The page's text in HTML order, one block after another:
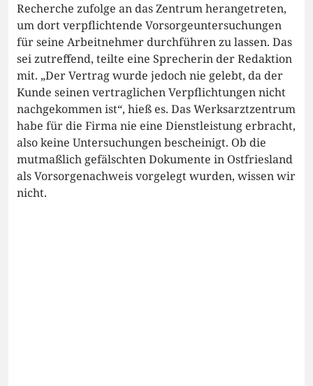
Recherche zufolge an das Zentrum herangetreten,
um dort verpflichtende Vorsorgeuntersuchungen
für seine Arbeitnehmer durchführen zu lassen. Das
sei zutreffend, teilte eine Sprecherin der Redaktion
mit. „Der Vertrag wurde jedoch nie gelebt, da der
Kunde seinen vertraglichen Verpflichtungen nicht
nachgekommen ist“, hieß es. Das Werksarztzentrum
habe für die Firma nie eine Dienstleistung erbracht,
also keine Untersuchungen bescheinigt. Ob die
mutmaßlich gefälschten Dokumente in Ostfriesland
als Vorsorgenachweis vorgelegt wurden, wissen wir
nicht.